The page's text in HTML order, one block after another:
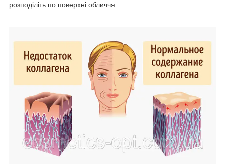
розподіліть по поверхні обличчя.